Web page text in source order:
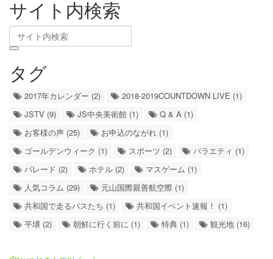
サイト内検索
タグ
2017年カレンダー (2)
2018-2019COUNTDOWN LIVE (1)
JSTV (9)
JS中央美術館 (1)
Q & A (1)
お客様の声 (25)
お申込のながれ (1)
ゴールデンウィーク (1)
スポーツ (2)
バラエティ (1)
パレード (2)
ホテル (2)
マスゲーム (1)
人気コラム (29)
元山国際親善航空際 (1)
共和国で走るバスたち (1)
共和国イベント速報！ (1)
平壌 (2)
朝鮮に行く前に (1) 特典 (1) 観光地 (16)